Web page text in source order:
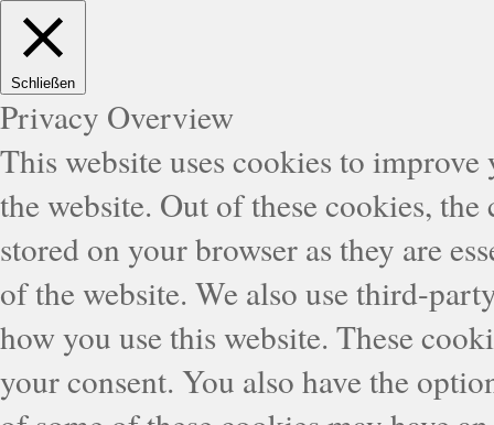
Schließen
Privacy Overview
This website uses cookies to
the website. Out of these cookies,
stored on your browser as they are
of the website. We also use third-
how you use this website. These
your consent. You also have the